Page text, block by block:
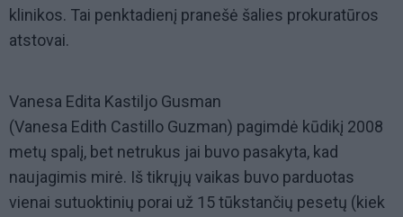
klinikos. Tai penktadienį pranešė šalies prokuratūros
atstovai.
Vanesa Edita Kastiljo Gusman
(Vanesa Edith Castillo Guzman) pagimdė kūdikį 2008
metų spalį, bet netrukus jai buvo pasakyta, kad
naujagimis mirė. Iš tikrųjų vaikas buvo parduotas
vienai sutuoktinių porai už 15 tūkstančių pesetų (kiek